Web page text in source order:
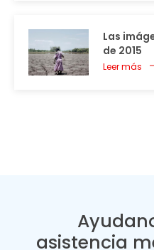
Las
de 2015
Leer más
asistencia